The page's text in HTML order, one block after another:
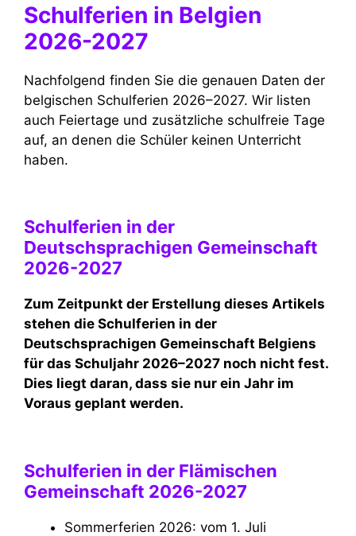
Schulferien in Belgien
2026-2027
Nachfolgend finden Sie die genauen Daten der
belgischen Schulferien 2026–2027. Wir listen
auch Feiertage und zusätzliche schulfreie Tage
auf, an denen die Schüler keinen Unterricht
haben.
Schulferien in der
Deutschsprachigen Gemeinschaft
2026-2027
Zum Zeitpunkt der Erstellung dieses Artikels
stehen die Schulferien in der
Deutschsprachigen Gemeinschaft Belgiens
für das Schuljahr 2026–2027 noch nicht fest.
Dies liegt daran, dass sie nur ein Jahr im
Voraus geplant werden.
Schulferien in der Flämischen
Gemeinschaft 2026-2027
Sommerferien 2026: vom 1. Juli